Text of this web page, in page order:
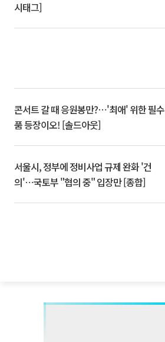
시태그]
콘서트 갈 때 응원봉만?⋯'최애' 위한 필수
품 등장이오! [솔드아웃]
서울시, 정부에 정비사업 규제 완화 '건
의'⋯국토부 "협의 중" 입장만 [종합]